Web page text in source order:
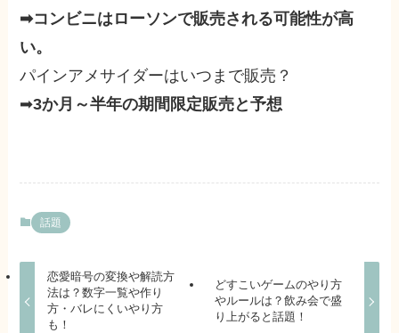
➡コンビニはローソンで販売される可能性が高
い。
パインアメサイダーはいつまで販売？
➡3か月～半年の期間限定販売と予想
話題
恋愛暗号の変換や解読方
法は？数字一覧や作り
方・バレにくいやり方
も！
どすこいゲームのやり方
やルールは？飲み会で盛
り上がると話題！